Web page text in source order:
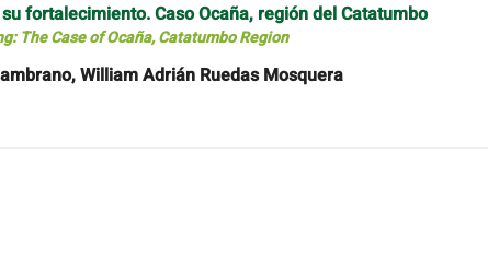
fortalecimiento. Caso Ocaña, región del Catatumbo
The Case of Ocaña, Catatumbo Region
William Adrián Ruedas Mosquera